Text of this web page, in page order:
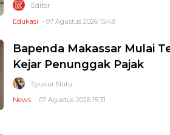
Editor
Edukasi - 07 Agustus 2026 15:49
Bapenda Makassar Mulai
Kejar Penunggak Pajak
Syukur Nutu
News - 07 Agustus 2026 15:31